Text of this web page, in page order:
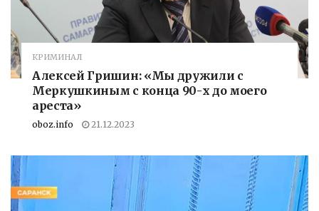
КРИМИНАЛ
Алексей Гришин: «Мы дружили с
Меркушкиным с конца 90-х до моего
ареста»
oboz.info 21.12.2023